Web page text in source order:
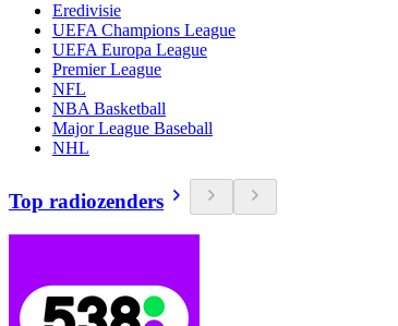
Eredivisie
UEFA Champions League
UEFA Europa League
Premier League
NFL
NBA Basketball
Major League Baseball
NHL
Top radiozenders